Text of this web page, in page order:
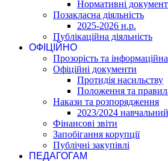
Нормативні
Позакласна діяльність
2025-2026 н.р.
Публікаційна діяльність
ОФІЦІЙНО
Прозорість та інформаційна
Офіційні документи
Протидія насильству
Положення та
Накази та розпорядження
2023/2024
Фінансові звіти
Запобігання корупції
Публічні закупівлі
ПЕДАГОГАМ